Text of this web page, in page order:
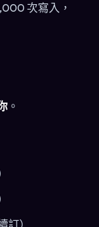
次寫入，
。
）